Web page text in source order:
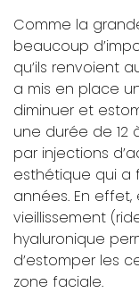
Comme la
beaucoup
qu’ils renvoient
a mis en place
diminuer et
une durée de 12
par injections
esthétique qui a
années. En
vieillissement
hyaluronique
d’estomper les
zone faciale.